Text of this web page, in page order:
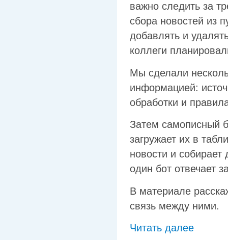
важно следить за
сбора новостей из
добавлять и
коллеги
Мы сделали
информацией:
обработки и
Затем самописный
загружает их в
новости и
один бот отвечает
В материале
связь между ними.
Читать далее